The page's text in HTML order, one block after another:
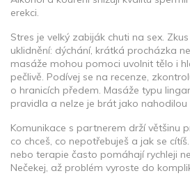
erekci.
Stres je velký zabiják chuti na sex.
uklidnění: dýchání, krátká procházka
masáže mohou pomoci uvolnit tělo i
pečlivě. Podívej se na recenze,
o hranicích předem. Masáže typu
pravidla a nelze je brát jako nahodilou
Komunikace s partnerem drží většinu
co chceš, co nepotřebuješ a jak se
nebo terapie často pomáhají rychleji
Nečekej, až problém vyroste do